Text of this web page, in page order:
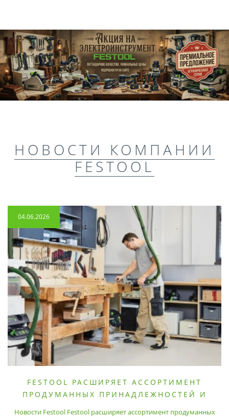
НОВОСТИ КОМПАНИИ
FESTOOL
04.06.2026
FESTOOL РАСШИРЯЕТ АССОРТИМЕНТ
ПРОДУМАННЫХ ПРИНАДЛЕЖНОСТЕЙ И
Новости Festool Festool расширяет ассортимент продуманных